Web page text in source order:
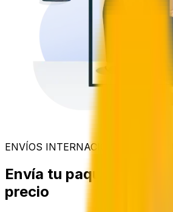
ENVÍOS INTERNACIONALES
Envía tu paquete a
precio